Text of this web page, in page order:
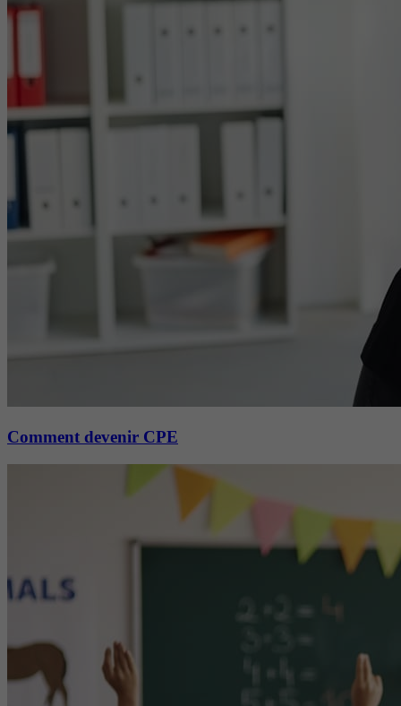
Comment devenir CPE